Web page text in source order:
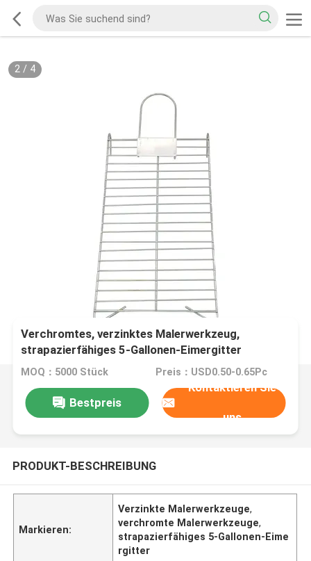
2/ 4
Verchromtes, verzinktes Malerwerkzeug,
strapazierfähiges 5-Gallonen-Eimergitter
MOQ：5000 Stück Preis：USD0.50-0.65Pc
Bestpreis
Kontaktieren Sie
uns
PRODUKT-BESCHREIBUNG
Markieren:
Verzinkte Malerwerkzeuge,
verchromte Malerwerkzeuge,
strapazierfähiges 5-Gallonen-Eime
rgitter